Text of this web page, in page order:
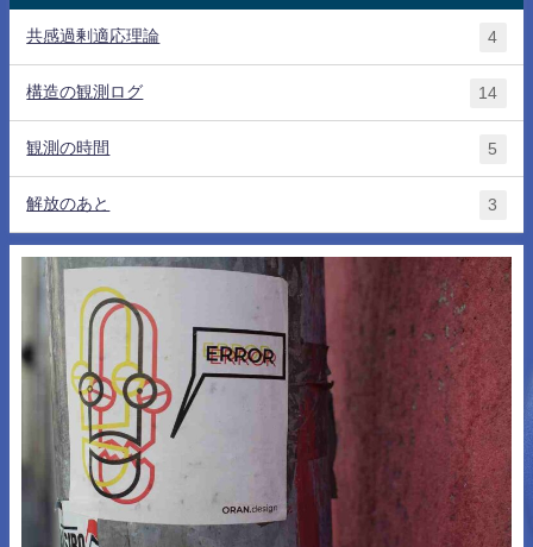
共感過剰適応理論 4
構造の観測ログ 14
観測の時間 5
解放のあと 3